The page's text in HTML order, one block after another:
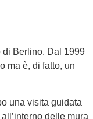
di Berlino. Dal 1999
ma è, di fatto, un
una visita guidata
delle mura